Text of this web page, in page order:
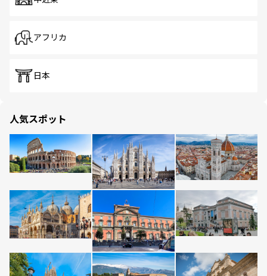
アフリカ
日本
人気スポット